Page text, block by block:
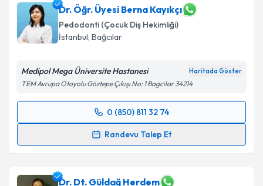
Dr. Öğr. Üyesi Berna Kayıkçı
Pedodonti (Çocuk Diş Hekimliği)
İstanbul, Bağcılar
Medipol Mega Üniversite Hastanesi Haritada Göster
TEM Avrupa Otoyolu Göztepe Çıkışı No: 1 Bagcilar 34214
0 (850) 811 32 74
Randevu Talep Et
Randevu Takvimi Talebi
için bir takvim hazırlandığında e-posta ile
Dr. Dt. Güldağ Herdem